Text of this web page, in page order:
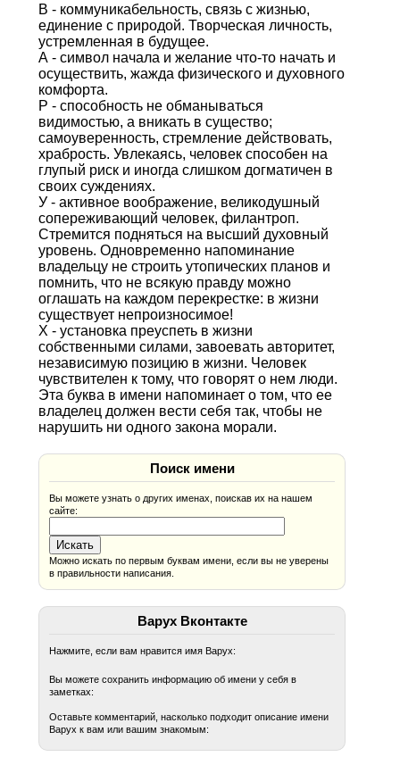
В - коммуникабельность, связь с жизнью,
единение с природой. Творческая личность,
устремленная в будущее.
А - символ начала и желание что-то начать и
осуществить, жажда физического и духовного
комфорта.
Р - способность не обманываться
видимостью, а вникать в существо;
самоуверенность, стремление действовать,
храбрость. Увлекаясь, человек способен на
глупый риск и иногда слишком догматичен в
своих суждениях.
У - активное воображение, великодушный
сопереживающий человек, филантроп.
Стремится подняться на высший духовный
уровень. Одновременно напоминание
владельцу не строить утопических планов и
помнить, что не всякую правду можно
оглашать на каждом перекрестке: в жизни
существует непроизносимое!
Х - установка преуспеть в жизни
собственными силами, завоевать авторитет,
независимую позицию в жизни. Человек
чувствителен к тому, что говорят о нем люди.
Эта буква в имени напоминает о том, что ее
владелец должен вести себя так, чтобы не
нарушить ни одного закона морали.
Поиск имени
Вы можете узнать о других именах, поискав их на нашем
сайте:
Можно искать по первым буквам имени, если вы не уверены
в правильности написания.
Варух Вконтакте
Нажмите, если вам нравится имя Варух:
Вы можете сохранить информацию об имени у себя в
заметках:
Оставьте комментарий, насколько подходит описание имени
Варух к вам или вашим знакомым: